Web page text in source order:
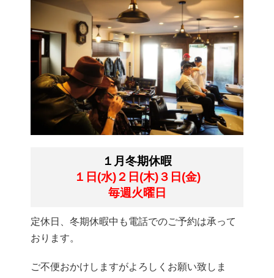
１月冬期休暇
１日(水)２日(木)３日(金)
毎週火曜日
定休日、冬期休暇中も電話でのご予約は承って
おります。
ご不便おかけしますがよろしくお願い致しま